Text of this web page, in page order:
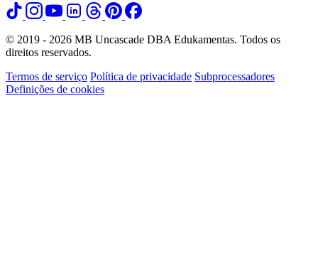
© 2019 - 2026 MB Uncascade DBA Edukamentas. Todos os
direitos reservados.
Termos de serviço Política de privacidade Subprocessadores
Definições de cookies